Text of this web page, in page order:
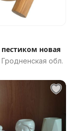
пестиком новая
обл.